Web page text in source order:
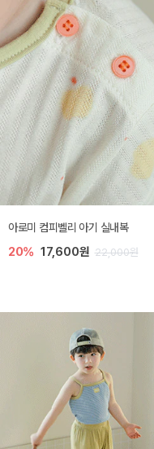
아로미 컴피벨리 아기 실내복
20% 17,600원 22,000원